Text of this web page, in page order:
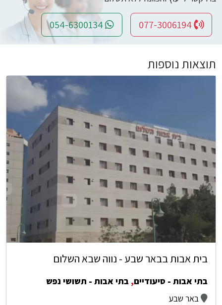
תוצאות נוספות
בית אבות בבאר שבע - נווה שבא השלום
בתי אבות - סיעודיים, בתי אבות - תשושי נפש
באר שבע